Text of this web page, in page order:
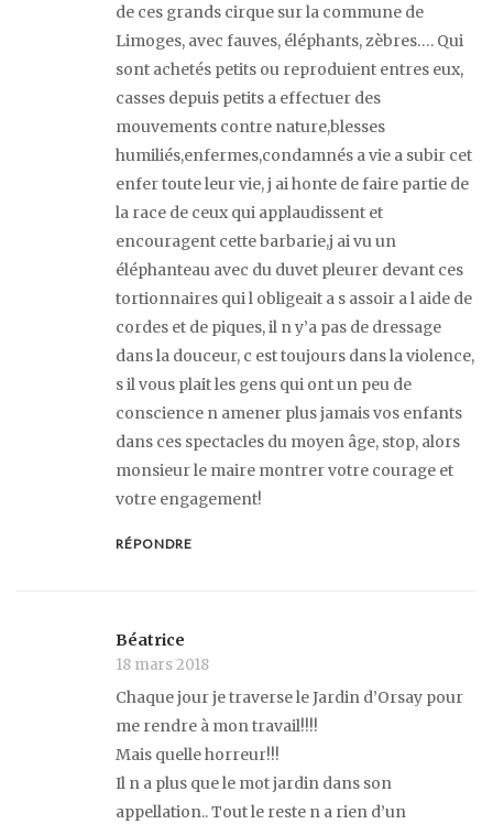
de ces grands cirque sur la commune de
Limoges, avec fauves, éléphants, zèbres…. Qui
sont achetés petits ou reproduient entres eux,
casses depuis petits a effectuer des
mouvements contre nature,blesses
humiliés,enfermes,condamnés a vie a subir cet
enfer toute leur vie, j ai honte de faire partie de
la race de ceux qui applaudissent et
encouragent cette barbarie,j ai vu un
éléphanteau avec du duvet pleurer devant ces
tortionnaires qui l obligeait a s assoir a l aide de
cordes et de piques, il n y’a pas de dressage
dans la douceur, c est toujours dans la violence,
s il vous plait les gens qui ont un peu de
conscience n amener plus jamais vos enfants
dans ces spectacles du moyen âge, stop, alors
monsieur le maire montrer votre courage et
votre engagement!
RÉPONDRE
Béatrice
18 mars 2018
Chaque jour je traverse le Jardin d’Orsay pour
me rendre à mon travail!!!!
Mais quelle horreur!!!
Il n a plus que le mot jardin dans son
appellation.. Tout le reste n a rien d’un